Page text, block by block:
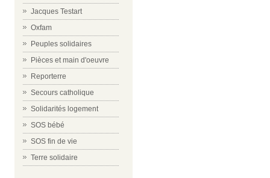
Jacques Testart
Oxfam
Peuples solidaires
Pièces et main d'oeuvre
Reporterre
Secours catholique
Solidarités logement
SOS bébé
SOS fin de vie
Terre solidaire